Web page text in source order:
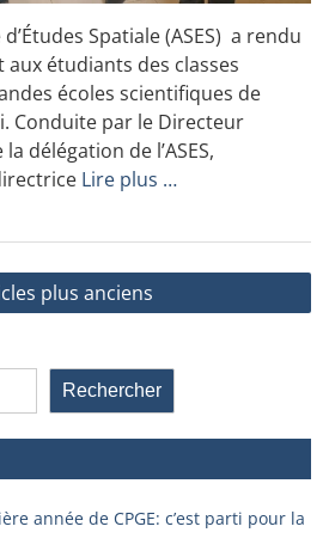
d’Études Spatiale (ASES) a rendu
étudiants des classes
écoles scientifiques de
Conduite par le Directeur
délégation de l’ASES,
Lire plus …
plus anciens
Rechercher
année de CPGE: c’est parti pour la